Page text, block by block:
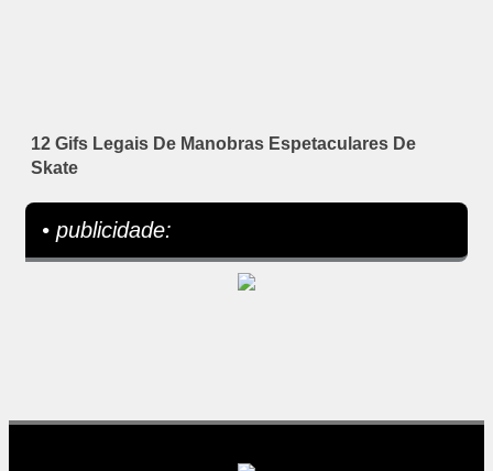
12 Gifs Legais De Manobras Espetaculares De
Skate
• publicidade: